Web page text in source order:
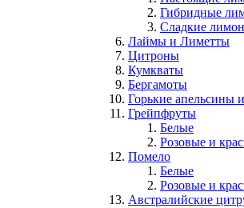
Гибридные
Сладкие
Лаймы и Лиметты
Цитроны
Кумкваты
Бергамоты
Горькие апельсины
Грейпфруты
Белые
Розовые и
Помело
Белые
Розовые и
Австралийские